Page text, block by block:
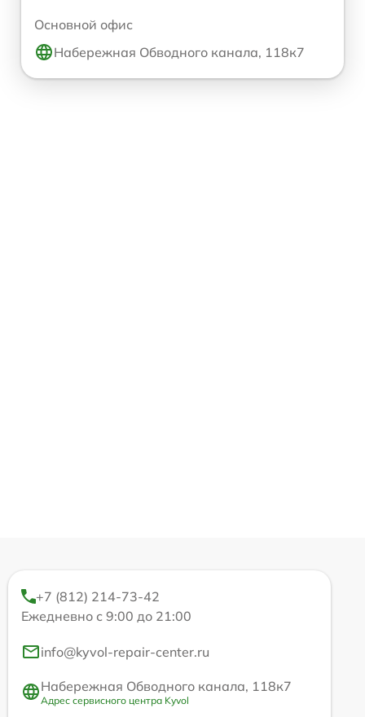
Основной офис
Набережная Обводного канала, 118к7
+7 (812) 214-73-42
Ежедневно с 9:00 до 21:00
info@kyvol-repair-center.ru
Набережная Обводного канала, 118к7
Адрес сервисного центра Kyvol